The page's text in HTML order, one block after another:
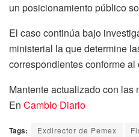
un posicionamiento público
El caso continúa bajo
ministerial la que determine
correspondientes conforme
Mantente actualizado con las
En Cambio Diario
Tags: Exdirector de Pemex